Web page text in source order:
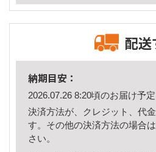
配送
納期目安：
2026.07.26 8:20頃のお届け予定
決済方法が、クレジット、代
す。その他の決済方法の場合は
さい。